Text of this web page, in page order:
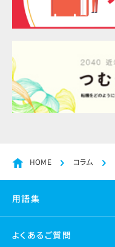
HOME コラム
用語集
よくあるご質問